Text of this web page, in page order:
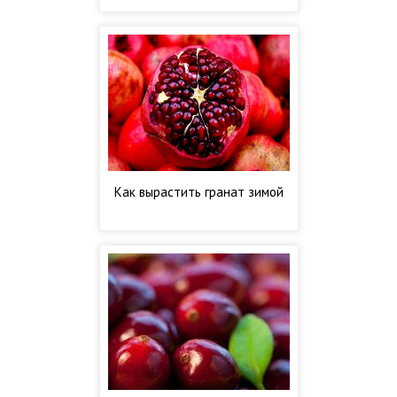
Как вырастить гранат зимой